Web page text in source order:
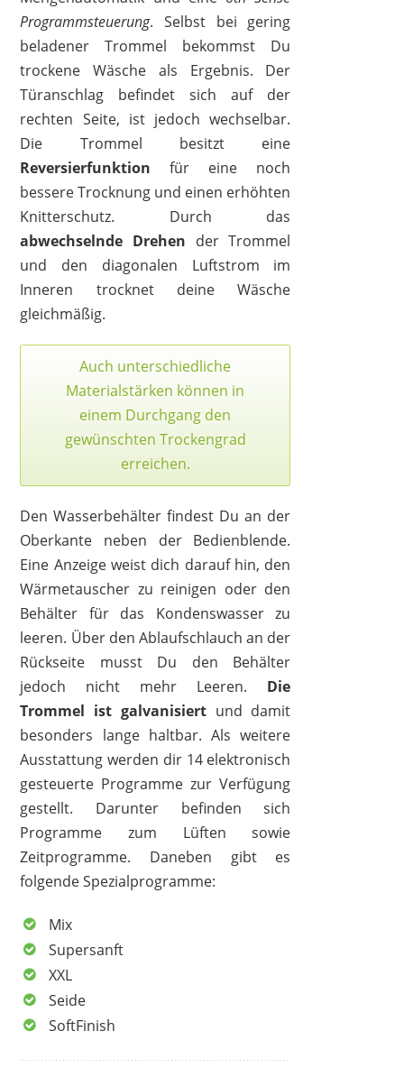
Programmsteuerung. Selbst bei gering
beladener Trommel bekommst Du
trockene Wäsche als Ergebnis. Der
Türanschlag befindet sich auf der
rechten Seite, ist jedoch wechselbar.
Die Trommel besitzt eine
Reversierfunktion für eine noch
bessere Trocknung und einen erhöhten
Knitterschutz. Durch das
abwechselnde Drehen der Trommel
und den diagonalen Luftstrom im
Inneren trocknet deine Wäsche
gleichmäßig.
Auch unterschiedliche
Materialstärken können in
einem Durchgang den
gewünschten Trockengrad
erreichen.
Den Wasserbehälter findest Du an der
Oberkante neben der Bedienblende.
Eine Anzeige weist dich darauf hin, den
Wärmetauscher zu reinigen oder den
Behälter für das Kondenswasser zu
leeren. Über den Ablaufschlauch an der
Rückseite musst Du den Behälter
jedoch nicht mehr Leeren. Die
Trommel ist galvanisiertund damit
besonders lange haltbar. Als weitere
Ausstattung werden dir 14 elektronisch
gesteuerte Programme zur Verfügung
gestellt. Darunter befinden sich
Programme zum Lüften sowie
Zeitprogramme. Daneben gibt es
folgende Spezialprogramme:
Mix
Supersanft
XXL
Seide
SoftFinish